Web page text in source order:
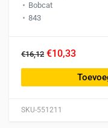
SKU-551211
Bobcat
843
€16,12 €10,33